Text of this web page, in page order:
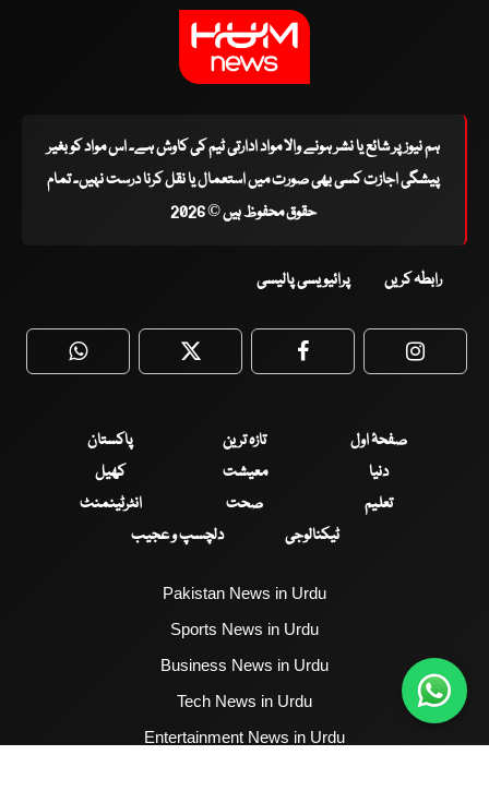
ہم نیوز پر شائع یا نشر ہونے والا مواد ادارتی ٹیم کی کاوش ہے۔ اس مواد کو بغیر
پیشگی اجازت کسی بھی صورت میں استعمال یا نقل کرنا درست نہیں۔ تمام
حقوق محفوظ ہیں © 2026
رابطہ کریں پرائیویسی پالیسی
WhatsApp Twitter Facebook
صفحۂ اول تازہ ترین
پاکستان
دنیا
معیشت
کھیل
تعلیم
صحت
انٹرٹینمنٹ
ٹیکنالوجی
دلچسپ و عجیب
Pakistan News in Urdu
Sports News in Urdu
Business News in Urdu
Tech News in Urdu
Entertainment News in Urdu